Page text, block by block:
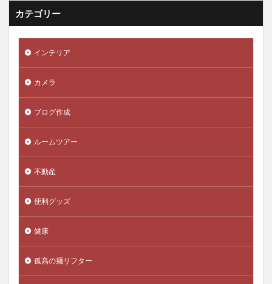
カテゴリー
インテリア
カメラ
ブログ作成
ルームツアー
不動産
便利グッズ
健康
孤高の麺リフター